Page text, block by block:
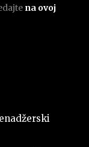
na ovoj